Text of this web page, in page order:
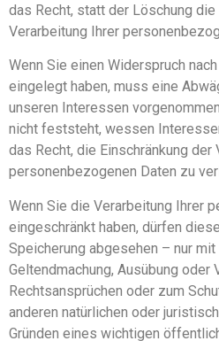
das Recht, statt der Löschung die
Verarbeitung Ihrer
Wenn Sie einen Widerspruch
eingelegt haben, muss eine
unseren Interessen
nicht feststeht, wessen
das Recht, die Einschränkung der
personenbezogenen Daten zu
Wenn Sie die Verarbeitung Ihrer
eingeschränkt haben, dürfen
Speicherung abgesehen – nur
Geltendmachung, Ausübung oder
Rechtsansprüchen oder zum
anderen natürlichen oder
Gründen eines wichtigen